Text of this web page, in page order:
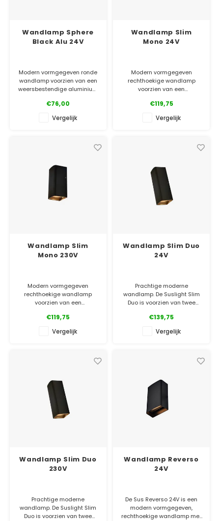
Wandlamp Sphere
Black Alu 24V
Modern vormgegeven ronde
wandlamp voorzien van een
weersbestendige aluminium
poedercoating). De lichtbron
is IP65 en deze is verwerkt in
het aluminium armatuur.
€76,00
Vergelijk
Wandlamp Slim
Mono 24V
Modern vormgegeven
rechthoekige wandlamp
voorzien van een
behuizing. De Mono is
voorzien van één lichtbron en
straalt daarmee licht naar
✓ Officiële Suslight dealer
€119,75
Vergelijk
Wandlamp Slim
Mono 230V
Modern vormgegeven
rechthoekige wandlamp
voorzien van een
behuizing. De Mono is
voorzien van één lichtbron en
straalt daarmee licht naar
✓ Officiële Suslight dealer
€119,75
Vergelijk
Wandlamp Slim Duo
24V
Prachtige moderne
wandlamp. De Suslight Slim
Duo is voorzien van twee
daarmee het licht beide
met één lichtbron.
€139,75
Vergelijk
Wandlamp Slim Duo
230V
Prachtige moderne
wandlamp. De Suslight Slim
Duo is voorzien van twee
Wandlamp Reverso
24V
De Sus Reverso 24V is een
modern vormgegeven,
rechthoekige wandlamp met